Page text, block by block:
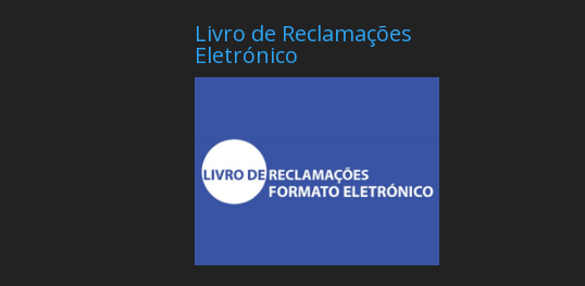
Livro de Reclamações
Eletrónico